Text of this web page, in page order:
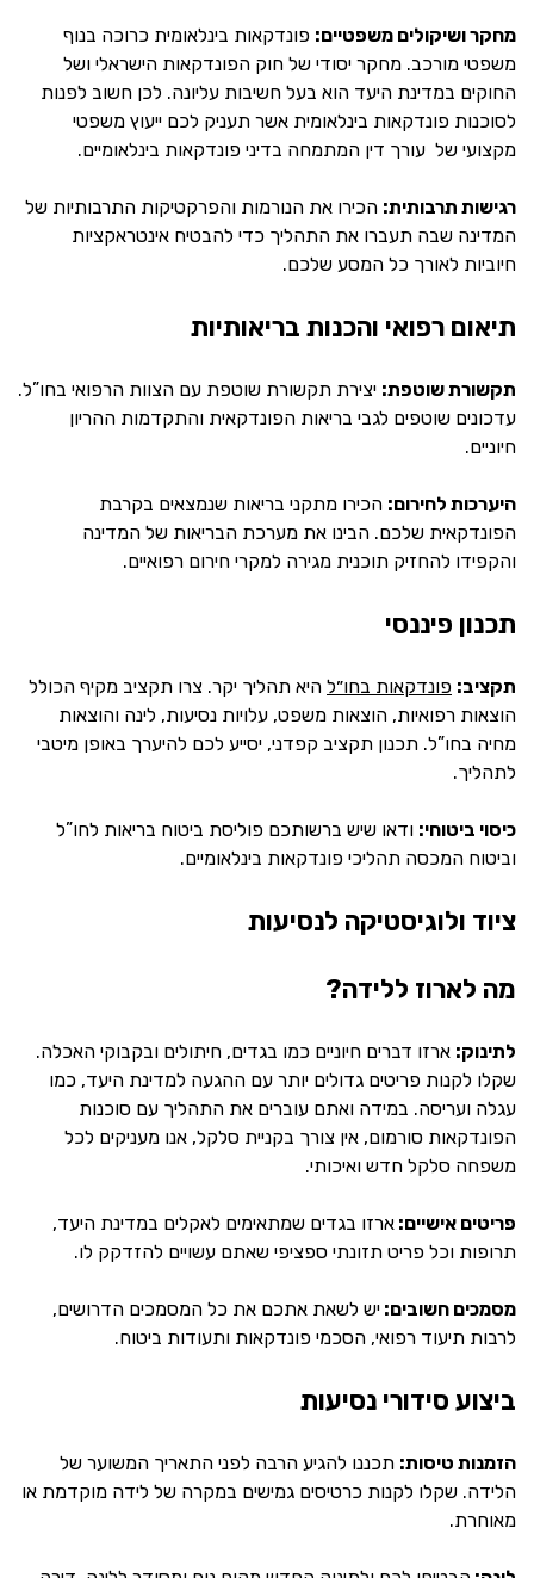
מחקר ושיקולים משפטיים: פונדקאות בינלאומית כרוכה בנוף
משפטי מורכב. מחקר יסודי של חוק הפונדקאות הישראלי ושל
החוקים במדינת היעד הוא בעל חשיבות עליונה. לכן חשוב לפנות
לסוכנות פונדקאות בינלאומית אשר תעניק לכם ייעוץ משפטי
מקצועי של עורך דין המתמחה בדיני פונדקאות בינלאומיים.
רגישות תרבותית: הכירו את הנורמות והפרקטיקות התרבותיות של
המדינה שבה תעברו את התהליך כדי להבטיח אינטראקציות
חיוביות לאורך כל המסע שלכם.
תיאום רפואי והכנות בריאותיות
תקשורת שוטפת: יצירת תקשורת שוטפת עם הצוות הרפואי בחו”ל.
עדכונים שוטפים לגבי בריאות הפונדקאית והתקדמות ההריון
חיוניים.
היערכות לחירום: הכירו מתקני בריאות שנמצאים בקרבת
הפונדקאית שלכם. הבינו את מערכת הבריאות של המדינה
והקפידו להחזיק תוכנית מגירה למקרי חירום רפואיים.
תכנון פיננסי
תקציב: פונדקאות בחו״ל היא תהליך יקר. צרו תקציב מקיף הכולל
הוצאות רפואיות, הוצאות משפט, עלויות נסיעות, לינה והוצאות
מחיה בחו”ל. תכנון תקציב קפדני, יסייע לכם להיערך באופן מיטבי
לתהליך.
כיסוי ביטוחי: ודאו שיש ברשותכם פוליסת ביטוח בריאות לחו”ל
וביטוח המכסה תהליכי פונדקאות בינלאומיים.
ציוד ולוגיסטיקה לנסיעות
מה לארוז ללידה?
לתינוק: ארזו דברים חיוניים כמו בגדים, חיתולים ובקבוקי האכלה.
שקלו לקנות פריטים גדולים יותר עם ההגעה למדינת היעד, כמו
עגלה ועריסה. במידה ואתם עוברים את התהליך עם סוכנות
הפונדקאות סורמום, אין צורך בקניית סלקל, אנו מעניקים לכל
משפחה סלקל חדש ואיכותי.
פריטים אישיים: ארזו בגדים שמתאימים לאקלים במדינת היעד,
תרופות וכל פריט תזונתי ספציפי שאתם עשויים להזדקק לו.
מסמכים חשובים: יש לשאת אתכם את כל המסמכים הדרושים,
לרבות תיעוד רפואי, הסכמי פונדקאות ותעודות ביטוח.
ביצוע סידורי נסיעות
הזמנות טיסות: תכננו להגיע הרבה לפני התאריך המשוער של
הלידה. שקלו לקנות כרטיסים גמישים במקרה של לידה מוקדמת או
מאוחרת.